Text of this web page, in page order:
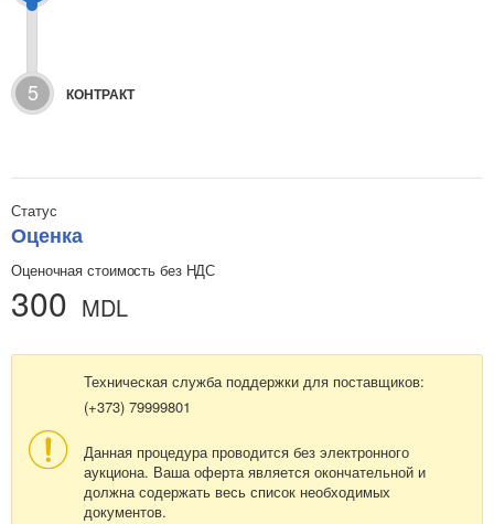
5 КОНТРАКТ
Статус
Оценка
Оценочная стоимость без НДС
300 MDL
Техническая служба поддержки для поставщиков:
(+373) 79999801
Данная процедура проводится без электронного
аукциона. Ваша оферта является окончательной и
должна содержать весь список необходимых
документов.